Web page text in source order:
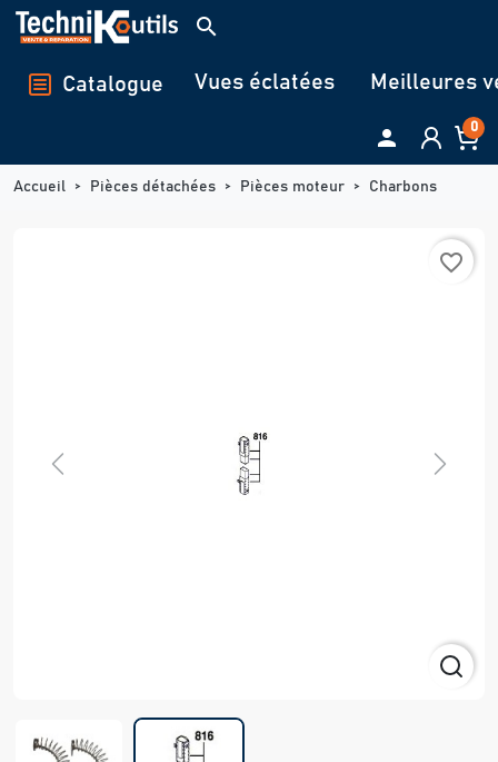
Panneau de gestion des cookies
search
Catalogue Vues éclatées Meilleures
 0
Accueil Pièces détachées Pièces moteur Charbons
favorite_border
Previous Next